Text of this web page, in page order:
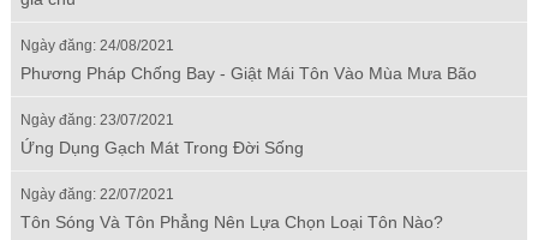
Ngày đăng: 24/08/2021
Phương Pháp Chống Bay - Giật Mái Tôn Vào Mùa Mưa Bão
Ngày đăng: 23/07/2021
Ứng Dụng Gạch Mát Trong Đời Sống
Ngày đăng: 22/07/2021
Tôn Sóng Và Tôn Phẳng Nên Lựa Chọn Loại Tôn Nào?